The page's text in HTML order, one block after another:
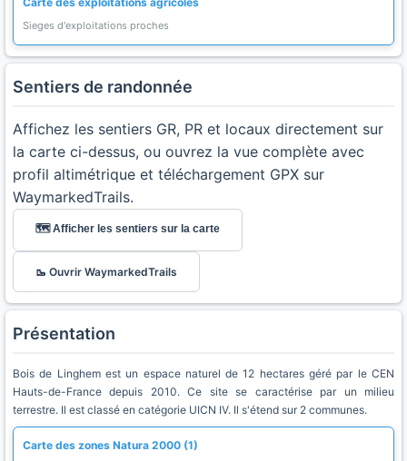
Sieges d'exploitations proches
Sentiers de randonnée
Affichez les sentiers GR, PR et locaux directement sur
la carte ci-dessus, ou ouvrez la vue complète avec
profil altimétrique et téléchargement GPX sur
WaymarkedTrails.
🗺️ Afficher les sentiers sur la carte
🥾 Ouvrir WaymarkedTrails
Présentation
Bois de Linghem est un espace naturel de 12 hectares géré par le CEN
Hauts-de-France depuis 2010. Ce site se caractérise par un milieu
terrestre. Il est classé en catégorie UICN IV. Il s'étend sur 2 communes.
Carte des zones Natura 2000 (1)